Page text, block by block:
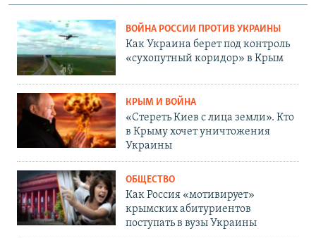
ВОЙНА РОССИИ ПРОТИВ УКРАИНЫ
Как Украина берет под контроль
«сухопутный коридор» в Крым
КРЫМ И ВОЙНА
«Стереть Киев с лица земли». Кто
в Крыму хочет уничтожения
Украины
ОБЩЕСТВО
Как Россия «мотивирует»
крымских абитуриентов
поступать в вузы Украины